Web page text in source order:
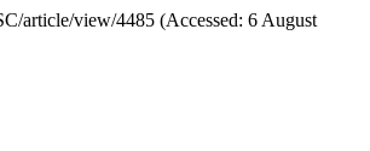
article/view/4485 (Accessed: 6 August